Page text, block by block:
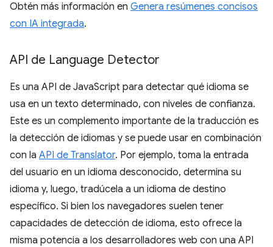
Obtén más información en Genera resúmenes concisos
con IA integrada.
API de Language Detector
Es una API de JavaScript para detectar qué idioma se
usa en un texto determinado, con niveles de confianza.
Este es un complemento importante de la traducción es
la detección de idiomas y se puede usar en combinación
con la API de Translator. Por ejemplo, toma la entrada
del usuario en un idioma desconocido, determina su
idioma y, luego, tradúcela a un idioma de destino
específico. Si bien los navegadores suelen tener
capacidades de detección de idioma, esto ofrece la
misma potencia a los desarrolladores web con una API